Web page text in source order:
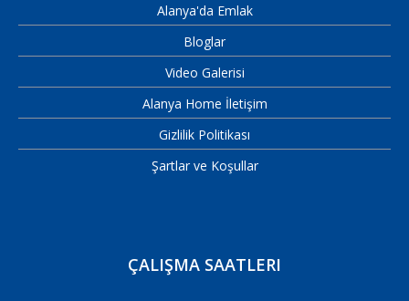
Alanya'da Emlak
Bloglar
Video Galerisi
Alanya Home İletişim
Gizlilik Politikası
Şartlar ve Koşullar
ÇALIŞMA SAATLERI